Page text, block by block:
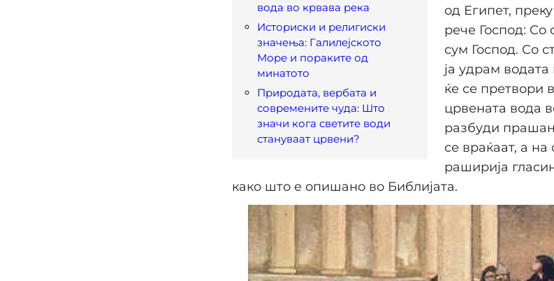
вода во крвава река
Историски и религиски
значења: Галилејското
Море и пораките од
минатото
Природата, вербата и
современите чуда: Што
значи кога светите води
стануваат црвени?
од Египет,
рече Господ: Со
сум Господ. Со
ја удрам
ќе се претвори
црвената вода
разбуди
се враќаат, а
раширија
како што е опишано во Библијата.